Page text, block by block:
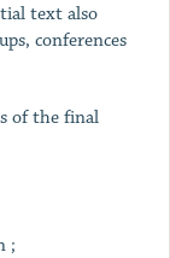
text also
conferences
of the final
;